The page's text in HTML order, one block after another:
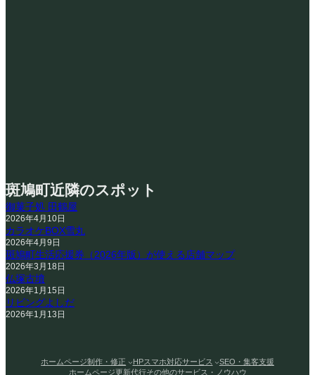
斑鳩町近隣のスポット
御菓子処 田鶴屋
2026年4月10日
カラオケBOX雪丸
2026年4月9日
斑鳩町生活応援券（2026年版）が使える店舗マップ
2026年3月18日
仏塚古墳
2026年1月15日
リビングよしだ
2026年1月13日
ホームページ制作・修正 HPスマホ対応サービス
SEO・集客支援
ホームページ更新代行その他のサービス・ノウハウ